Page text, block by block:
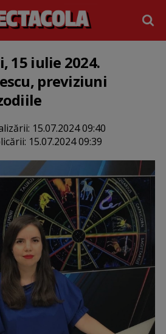
15 iulie 2024.
previziuni
15.07.2024 09:40
15.07.2024 09:39